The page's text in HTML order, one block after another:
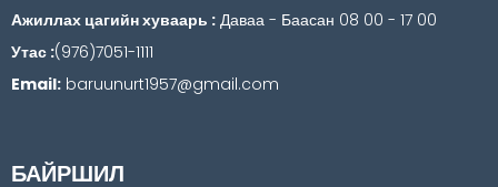
Ажиллах цагийн хуваарь : Даваа - Баасан 08 00 - 17 00
Утас :(976)7051-1111
Email: baruunurt1957@gmail.com
БАЙРШИЛ